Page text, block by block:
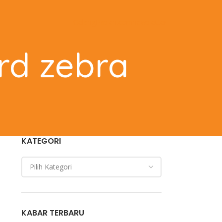
zebra
KATEGORI
KABAR TERBARU